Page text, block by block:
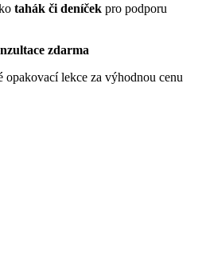
tahák či deníček pro podporu
zdarma
lekce za výhodnou cenu